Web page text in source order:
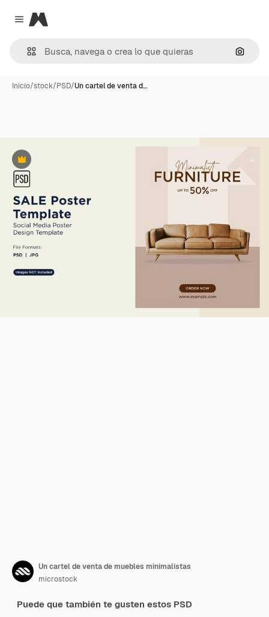
Close menu
Magnific
Inicio/stock/PSD/Un cartel de venta d…
Premium
Un cartel de venta de muebles minimalistas
microstock
Puede que también te gusten estos PSD